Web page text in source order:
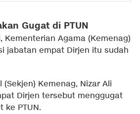
Gugat di PTUN
Kementerian Agama (Kemenag)
jabatan empat Dirjen itu sudah
Kemenag, Nizar Ali
Dirjen tersebut menggugat
ke PTUN.